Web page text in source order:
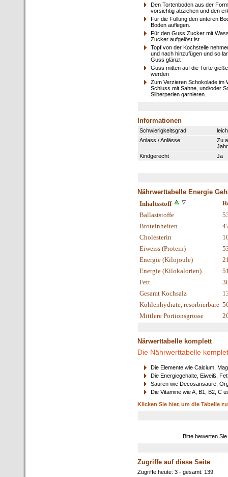
Den Tortenboden aus der
vorsichtig abziehen und den
Für die Füllung den unteren
Boden auflegen.
Für den Guss Zucker mit
Zucker aufgelöst ist
Topf von der Kochstelle
und nach hinzufügen und so
Guss glänzt
Guss mitten auf die Torte
werden
Zum Verzieren Schokolade im
Schluss mit Sahne, und/oder
Silberperlen garnieren.
Informationen
Schwierigkeitsgrad
Anlass / Anlässe
Zu
Kindgerecht
Ja
Nährwerttabelle Energie
Inhaltsstoff
Ballaststoffe
Broteinheiten
Cholesterin
Eiweiss (Protein)
Energie (Kilojoule)
Energie (Kilokalorien)
Fett
Gesamt Kochsalz
Kohlenhydrate, resorbierbare
Mittlere Portionsgrösse
Närwerttabelle komplett
Die Nährwerttabelle
Die Elemente wie Calcium,
Die Energiegehalte, Eiweiß,
Säuren wie Decosansäure,
Die Vitamine wie A, B1, B2, C
Klicken Sie hier, um die Tabelle
Bitte bewerten
Zugriffe auf diese Seite
Zugriffe heute: 3 - gesamt: 139.